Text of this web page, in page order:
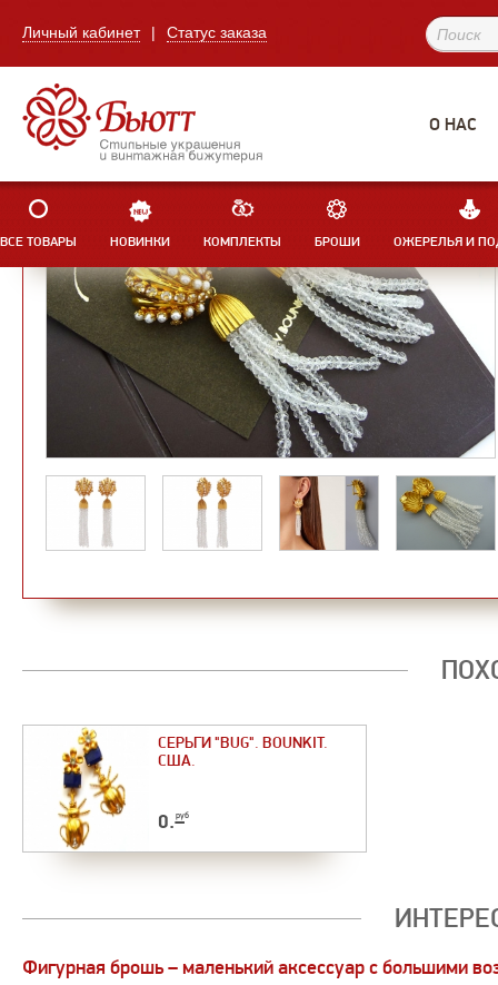
Личный кабинет | Статус заказа
О НАС
ВСЕ ТОВАРЫ НОВИНКИ КОМПЛЕКТЫ БРОШИ ОЖЕРЕЛЬЯ И
СЕРЬГИ "BUG". BOUNKIT.
США.
0.–руб
Фигурная брошь – маленький аксессуар с большими